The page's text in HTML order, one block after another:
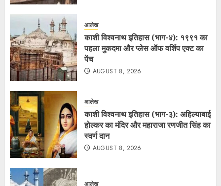
आलेख
काशी विश्वनाथ इतिहास (भाग-४): १९९१ का
पहला मुकदमा और प्लेस ऑफ वर्शिप एक्ट का
पेंच
AUGUST 8, 2026
आलेख
काशी विश्वनाथ इतिहास (भाग-३): अहिल्याबाई
होल्कर का मंदिर और महाराजा रणजीत सिंह का
स्वर्ण दान
AUGUST 8, 2026
आलेख